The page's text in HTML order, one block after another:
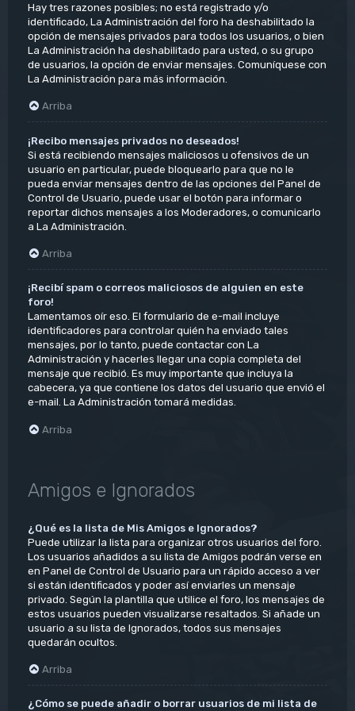
Hay tres razones posibles; no está registrado y/o
identificado, La Administración del foro ha deshabilitado la
opción de mensajes privados para todos los usuarios, o bien
La Administración ha deshabilitado para usted, o su grupo
de usuarios, la opción de enviar mensajes. Comuníquese con
La Administración para más información.
Arriba
¡Recibo mensajes privados no deseados!
Si está recibiendo mensajes maliciosos u ofensivos de un
usuario en particular, puede bloquearlo para que no le
pueda enviar mensajes dentro de las opciones del Panel de
Control de Usuario, puede usar el botón para informar o
reportar dichos mensajes a los Moderadores, o comunicarlo
a La Administración.
Arriba
¡Recibí spam o correos maliciosos de alguien en este
foro!
Lamentamos oír eso. El formulario de e-mail incluye
identificadores para controlar quién ha enviado tales
mensajes, por lo tanto, puede contactar con La
Administración y hacerles llegar una copia completa del
mensaje que recibió. Es muy importante que incluya la
cabecera, ya que contiene los datos del usuario que envió el
e-mail. La Administración tomará medidas.
Arriba
Amigos e Ignorados
¿Qué es la lista de Mis Amigos e Ignorados?
Puede utilizar la lista para organizar otros usuarios del foro.
Los usuarios añadidos a su lista de Amigos podrán verse en
en Panel de Control de Usuario para un rápido acceso a ver
si están identificados y poder así enviarles un mensaje
privado. Según la plantilla que utilice el foro, los mensajes de
estos usuarios pueden visualizarse resaltados. Si añade un
usuario a su lista de Ignorados, todos sus mensajes
quedarán ocultos.
Arriba
¿Cómo se puede añadir o borrar usuarios de mi lista de